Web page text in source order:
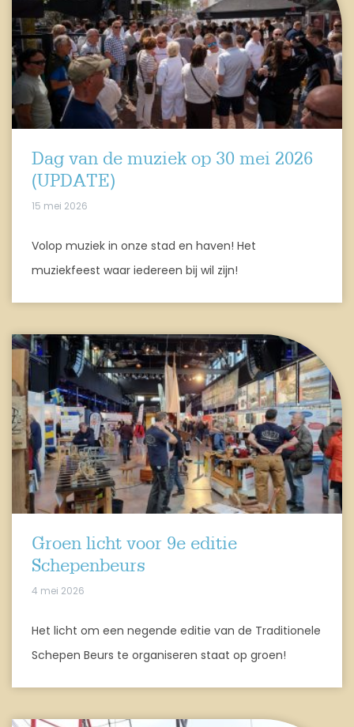
Dag van de muziek op 30 mei 2026
(UPDATE)
15 mei 2026
Volop muziek in onze stad en haven! Het
muziekfeest waar iedereen bij wil zijn!
Groen licht voor 9e editie
Schepenbeurs
4 mei 2026
Het licht om een negende editie van de Traditionele
Schepen Beurs te organiseren staat op groen!